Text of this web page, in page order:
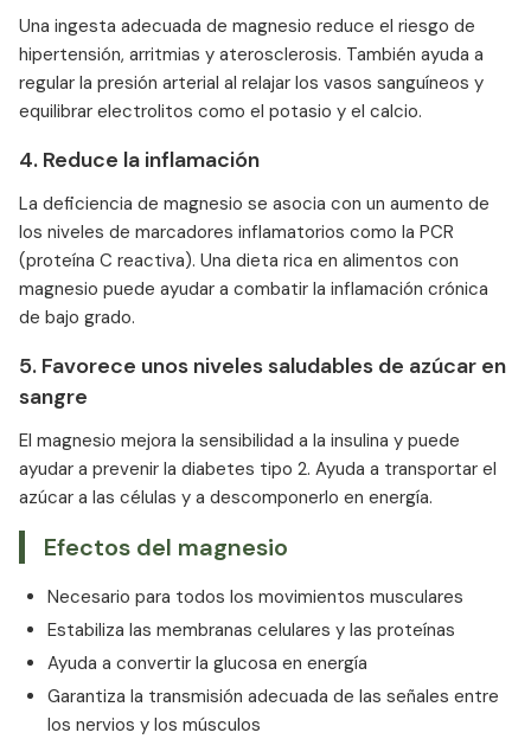
Una ingesta adecuada de magnesio reduce el riesgo de
hipertensión, arritmias y aterosclerosis. También ayuda a
regular la presión arterial al relajar los vasos sanguíneos y
equilibrar electrolitos como el potasio y el calcio.
4. Reduce la inflamación
La deficiencia de magnesio se asocia con un aumento de
los niveles de marcadores inflamatorios como la PCR
(proteína C reactiva). Una dieta rica en alimentos con
magnesio puede ayudar a combatir la inflamación crónica
de bajo grado.
5. Favorece unos niveles saludables de azúcar en
sangre
El magnesio mejora la sensibilidad a la insulina y puede
ayudar a prevenir la diabetes tipo 2. Ayuda a transportar el
azúcar a las células y a descomponerlo en energía.
Efectos del magnesio
Necesario para todos los movimientos musculares
Estabiliza las membranas celulares y las proteínas
Ayuda a convertir la glucosa en energía
Garantiza la transmisión adecuada de las señales entre
los nervios y los músculos